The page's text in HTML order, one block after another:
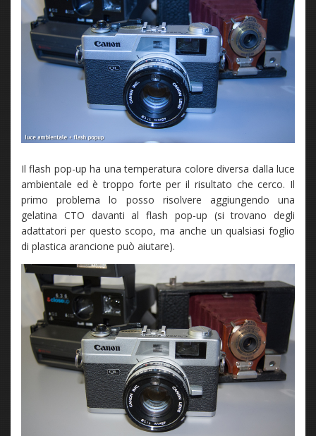
Il flash pop-up ha una temperatura colore diversa dalla luce
ambientale ed è troppo forte per il risultato che cerco. Il
primo problema lo posso risolvere aggiungendo una
gelatina CTO davanti al flash pop-up (si trovano degli
adattatori per questo scopo, ma anche un qualsiasi foglio
di plastica arancione può aiutare).